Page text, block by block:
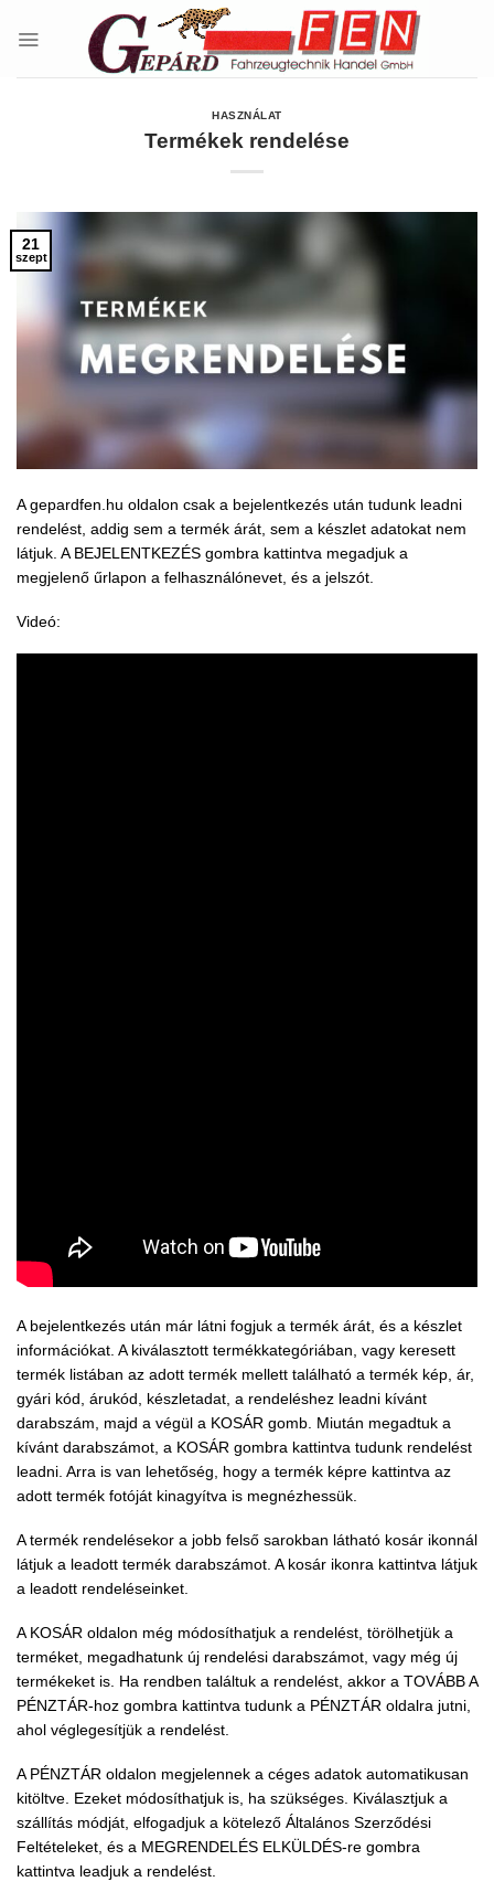
HASZNÁLAT
Termékek rendelése
21
szept
Agepardfen.hu oldalon csak a bejelentkezés után tudunk leadni
rendelést, addig sem a termék árát, sem a készlet adatokat nem
látjuk. A BEJELENTKEZÉS gombra kattintva megadjuk a
megjelenő űrlapon a felhasználónevet, és a jelszót.
Videó:
A bejelentkezés után már látni fogjuk a termék árát, és a készlet
információkat. A kiválasztott termékkategóriában, vagy keresett
termék listában az adott termék mellett található a termék kép, ár,
gyári kód, árukód, készletadat, a rendeléshez leadni kívánt
darabszám, majd a végül a KOSÁR gomb. Miután megadtuk a
kívánt darabszámot, a KOSÁR gombra kattintva tudunk rendelést
leadni. Arra is van lehetőség, hogy a termék képre kattintva az
adott termék fotóját kinagyítva is megnézhessük.
A termék rendelésekor a jobb felső sarokban látható kosár ikonnál
látjuk a leadott termék darabszámot. A kosár ikonra kattintva látjuk
a leadott rendeléseinket.
A KOSÁR oldalon még módosíthatjuk a rendelést, törölhetjük a
terméket, megadhatunk új rendelési darabszámot, vagy még új
termékeket is. Ha rendben találtuk a rendelést, akkor a TOVÁBB A
PÉNZTÁR-hoz gombra kattintva tudunk a PÉNZTÁR oldalra jutni,
ahol véglegesítjük a rendelést.
A PÉNZTÁR oldalon megjelennek a céges adatok automatikusan
kitöltve. Ezeket módosíthatjuk is, ha szükséges. Kiválasztjuk a
szállítás módját, elfogadjuk a kötelező Általános Szerződési
Feltételeket, és a MEGRENDELÉS ELKÜLDÉS-re gombra
kattintva leadjuk a rendelést.